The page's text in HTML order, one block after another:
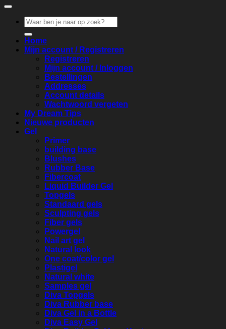
Zoeken
naar:
Home
Mijn account / Registreren
Registreren
Mijn account / Inloggen
Bestellingen
Addresses
Account details
Wachtwoord vergeten
My Dream Tips
Nieuwe producten
Gel
Primer
building base
Blushes
Rubber Base
Fibercoat
Liquid Builder Gel
Topgels
Standaard gels
Sculpting gels
Fiber gels
Powergel
Nail art gel
Natural look
One coat/color gel
Plastigel
Natural white
Samples gel
Diva Topgels
Diva Rubber base
Diva Gel in a Bottle
Diva Easy Gel